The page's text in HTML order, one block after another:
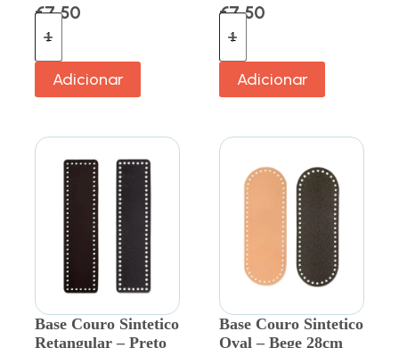
€7.50
Adicionar
€7.50
Adicionar
Base Couro Sintetico
Retangular – Preto
Base Couro Sintetico
Oval – Bege 28cm